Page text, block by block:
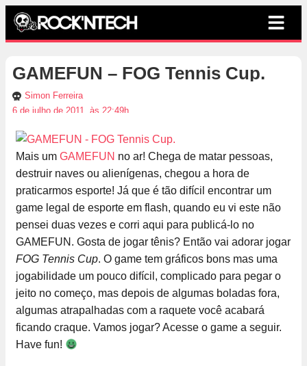
GAMEFUN – FOG Tennis Cup.
Simon Ferreira
6 de julho de 2011, às 22:49h
Mais um GAMEFUN no ar! Chega de matar pessoas,
destruir naves ou alienígenas, chegou a hora de
praticarmos esporte! Já que é tão difícil encontrar um
game legal de esporte em flash, quando eu vi este não
pensei duas vezes e corri aqui para publicá-lo no
GAMEFUN. Gosta de jogar tênis? Então vai adorar jogar
FOG Tennis Cup. O game tem gráficos bons mas uma
jogabilidade um pouco difícil, complicado para pegar o
jeito no começo, mas depois de algumas boladas fora,
algumas atrapalhadas com a raquete você acabará
ficando craque. Vamos jogar? Acesse o game a seguir.
Have fun!